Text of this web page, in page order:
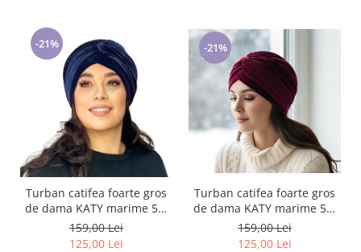
-21%
Turban catifea foarte gros
de dama KATY marime 58-
60, captuseala polar,
culoare bleomarin
159,00 Lei
125,00 Lei
-21%
Turban catifea foarte gros
de dama KATY marime 58-
60, captuseala polar,
culoare wine
159,00 Lei
125,00 Lei